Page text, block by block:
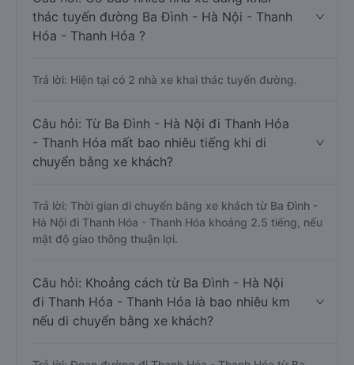
thác tuyến đường Ba Đình - Hà Nội - Thanh
Hóa - Thanh Hóa ?
Trả lời: Hiện tại có 2 nhà xe khai thác tuyến đường.
Câu hỏi: Từ Ba Đình - Hà Nội đi Thanh Hóa
- Thanh Hóa mất bao nhiêu tiếng khi di
chuyển bằng xe khách?
Trả lời: Thời gian di chuyển bằng xe khách từ Ba Đình -
Hà Nội đi Thanh Hóa - Thanh Hóa khoảng 2.5 tiếng, nếu
mật độ giao thông thuận lợi.
Câu hỏi: Khoảng cách từ Ba Đình - Hà Nội
đi Thanh Hóa - Thanh Hóa là bao nhiêu km
nếu di chuyển bằng xe khách?